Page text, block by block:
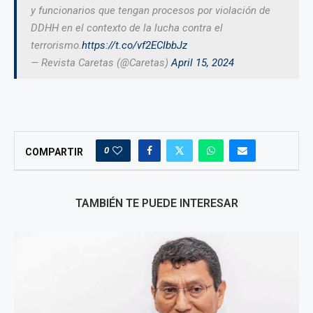
y funcionarios que tengan procesos por violación de
DDHH en el contexto de la lucha contra el
terrorismo.https://t.co/vf2ECIbbJz
— Revista Caretas (@Caretas)April 15, 2024
COMPARTIR 0
TAMBIÉN TE PUEDE INTERESAR